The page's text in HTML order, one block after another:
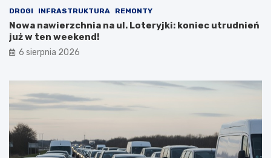
DROGI INFRASTRUKTURA REMONTY
Nowa nawierzchnia na ul. Loteryjki: koniec utrudnień
już w ten weekend!
6 sierpnia 2026